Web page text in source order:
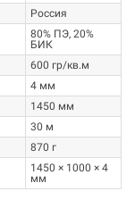
Россия
80% ПЭ, 20%
БИК
600 гр/кв.м
4 мм
1450 мм
30 м
870 г
1450 × 1000 × 4
мм